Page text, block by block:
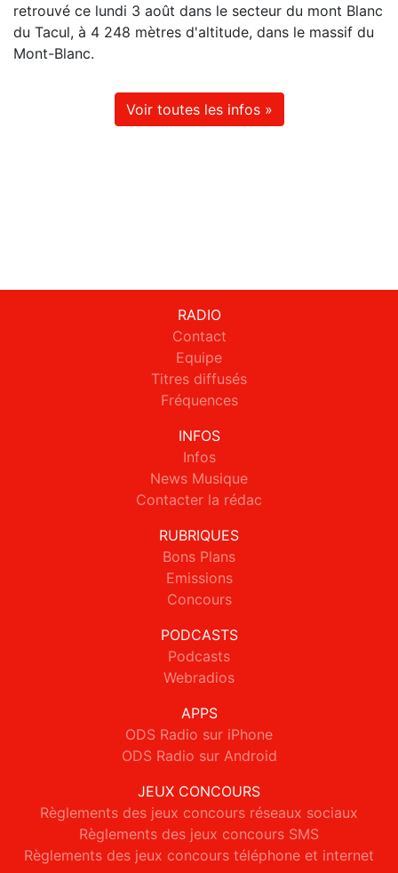
retrouvé ce lundi 3 août dans le secteur du mont Blanc
du Tacul, à 4 248 mètres d'altitude, dans le massif du
Mont-Blanc.
Voir toutes les infos »
RADIO
Contact
Equipe
Titres diffusés
Fréquences
INFOS
Infos
News Musique
Contacter la rédac
RUBRIQUES
Bons Plans
Emissions
Concours
PODCASTS
Podcasts
Webradios
APPS
ODS Radio sur iPhone
ODS Radio sur Android
JEUX CONCOURS
Règlements des jeux concours réseaux sociaux
Règlements des jeux concours SMS
Règlements des jeux concours téléphone et internet